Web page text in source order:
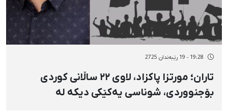
19:28 - 19 رێبەندان 2725
تاران؛ مورتزا پاکزاد، لاوی ٢٢ ساڵانی کوردی
بۆجنووردی، شوناسی یەکێکی دیکە لە